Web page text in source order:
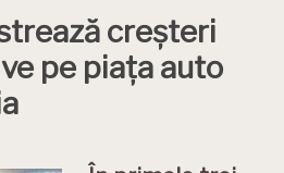
creșteri
pe piața auto